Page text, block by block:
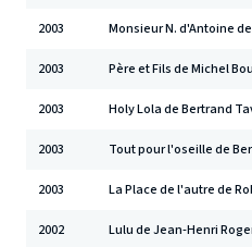
2003 Monsieur N. d'Antoine
2003 Père et Fils de Michel
2003 Holy Lola de Bertrand
2003 Tout pour l'oseille de
2003 La Place de l'autre de
2002 Lulu de Jean-Henri